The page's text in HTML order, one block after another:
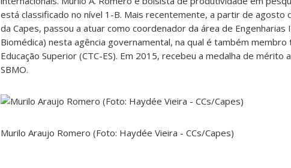
está classificado no nível 1-B. Mais recentemente, a partir de agosto
da Capes, passou a atuar como coordenador da área de Engenharias
Biomédica) nesta agência governamental, na qual é também
Educação Superior (CTC-ES). Em 2015, recebeu a medalha de mérito
SBMO.
Murilo Araujo Romero (Foto: Haydée Vieira - CCs/Capes)